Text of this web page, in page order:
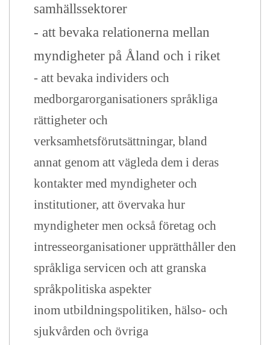
samhällssektorer
- att bevaka relationerna mellan
myndigheter på Åland och i riket
- att bevaka individers och
medborgarorganisationers språkliga
rättigheter och
verksamhetsförutsättningar, bland
annat genom att vägleda dem i deras
kontakter med myndigheter och
institutioner, att övervaka hur
myndigheter men också företag och
intresseorganisationer upprätthåller den
språkliga servicen och att granska
språkpolitiska aspekter
inom utbildningspolitiken, hälso- och
sjukvården och övriga